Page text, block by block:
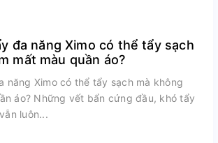
đa năng Ximo có thể tẩy sạch
mất màu quần áo?
năng Ximo có thể tẩy sạch mà không
áo? Những vết bẩn cứng đầu, khó tẩy
luôn...